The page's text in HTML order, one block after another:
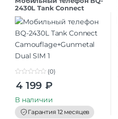
2430L Tank Connect
Camouflage+Gunmetal
Dual SIM
o
t
o
f
5
(0)
4 199 ₽
В наличии
Гарантия 12 месяцев